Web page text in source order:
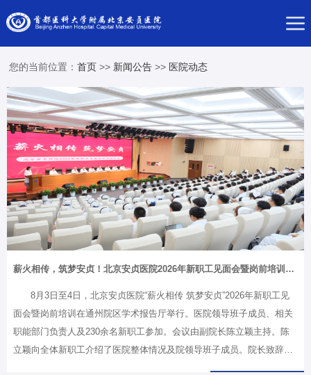
您的当前位置：首页 >> 新闻公告 >> 医院动态
薪火相传，筑梦安贞！北京安贞医院2026年新职工见面会暨岗前培训圆满举行
8月3日至4日，北京安贞医院“薪火相传 筑梦安贞”2026年新职工见
面会暨岗前培训在通州院区学术报告厅举行。医院领导班子成员、相关
职能部门负责人及230余名新职工参加。会议由副院长陈立颖主持。陈
立颖向全体新职工介绍了医院整体情况及院领导班子成员。院长致辞：